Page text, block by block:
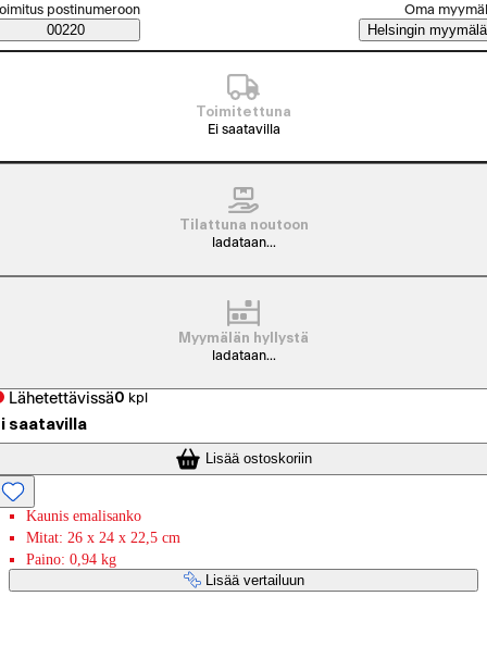
Saatavuustiedot
tilaustapa
postinumeroon
00220
Oma
Helsingin myymälä
Toimitettuna
Ei saatavilla
Tilattuna noutoon
ladataan...
Myymälän hyllystä
ladataan...
Lähetettävissä0 kpl
saatavilla
Lisää ostoskoriin
Kaunis emalisanko
Mitat: 26 x 24 x 22,5 cm
Paino: 0,94 kg
Lisää vertailuun